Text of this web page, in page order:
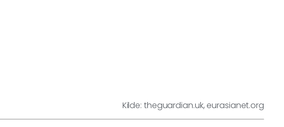
Kilde: theguardian.uk, eurasianet.org